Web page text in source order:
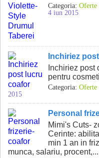
Categoria: Oferte
4 iun 2015
Inchiriez
Inchiriez post
pentru
Categoria: Oferte
2015
Personal
Mimi's Cuts-
Cerinte:
min 1 an in
munca, salariu, procent,...